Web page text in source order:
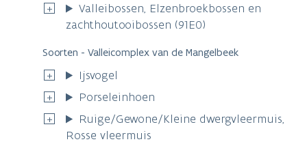
Valleibossen, Elzenbroekbossen en
zachthoutooibossen (91E0)
Soorten - Valleicomplex van de Mangelbeek
Ijsvogel
Porseleinhoen
Ruige/Gewone/Kleine dwergvleermuis,
Rosse vleermuis